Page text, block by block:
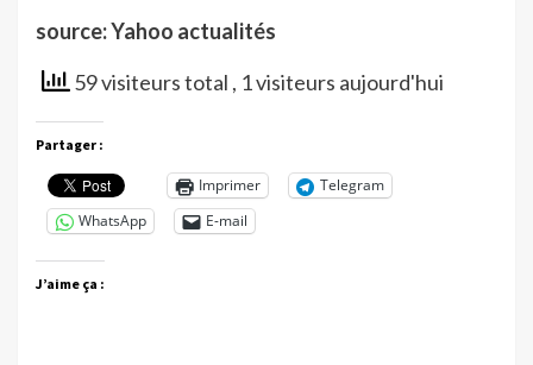
source: Yahoo actualités
59 visiteurs total , 1 visiteurs aujourd'hui
Partager :
Imprimer
Telegram
WhatsApp
E-mail
J’aime ça :